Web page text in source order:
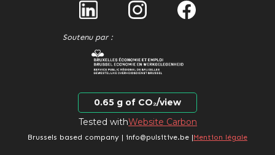
Soutenu par :
0.65 g of CO₂/view
Tested withWebsite Carbon
Brussels based company | info@pulsitive.be |Mention légale